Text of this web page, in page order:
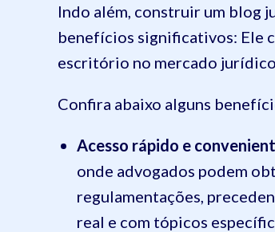
Indo além, construir um blog
benefícios significativos: Ele
escritório no mercado
Confira abaixo alguns
Acesso rápido e
onde advogados podem
regulamentações,
real e com tópicos